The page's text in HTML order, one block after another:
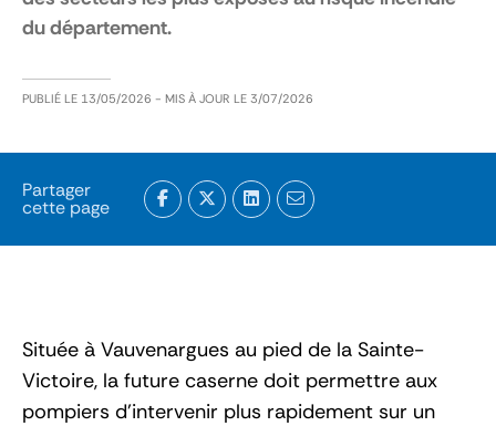
du département.
PUBLIÉ LE 13/05/2026 - MIS À JOUR LE 3/07/2026
Partager
cette page
Située à Vauvenargues au pied de la Sainte-
Victoire, la future caserne doit permettre aux
pompiers d’intervenir plus rapidement sur un